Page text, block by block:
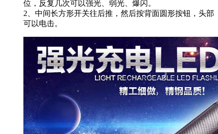
位，反复几次可以强光、弱光、爆闪。
2、中间长方形开关往后推，然后按背面圆形按钮，头部
可以电击。